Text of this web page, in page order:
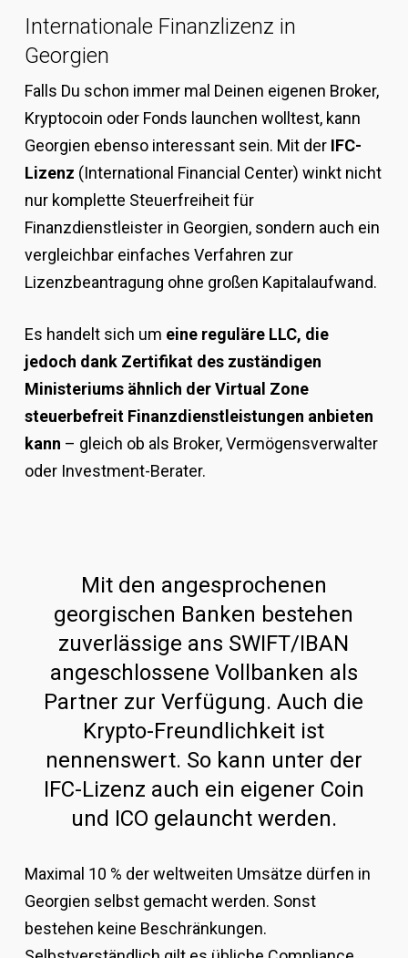
Internationale Finanzlizenz in
Georgien
Falls Du schon immer mal Deinen eigenen Broker,
Kryptocoin oder Fonds launchen wolltest, kann
Georgien ebenso interessant sein. Mit der IFC-
Lizenz (International Financial Center) winkt nicht
nur komplette Steuerfreiheit für
Finanzdienstleister in Georgien, sondern auch ein
vergleichbar einfaches Verfahren zur
Lizenzbeantragung ohne großen Kapitalaufwand.
Es handelt sich um eine reguläre LLC, die
jedoch dank Zertifikat des zuständigen
Ministeriums ähnlich der Virtual Zone
steuerbefreit Finanzdienstleistungen anbieten
kann – gleich ob als Broker, Vermögensverwalter
oder Investment-Berater.
Mit den angesprochenen
georgischen Banken bestehen
zuverlässige ans SWIFT/IBAN
angeschlossene Vollbanken als
Partner zur Verfügung. Auch die
Krypto-Freundlichkeit ist
nennenswert. So kann unter der
IFC-Lizenz auch ein eigener Coin
und ICO gelauncht werden.
Maximal 10 % der weltweiten Umsätze dürfen in
Georgien selbst gemacht werden. Sonst
bestehen keine Beschränkungen.